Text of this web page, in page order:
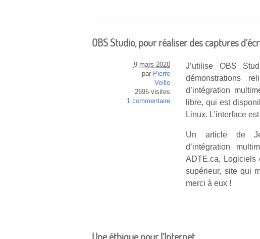
OBS Studio, pour réaliser des captures
J’utilise OBS
démonstrations
d’intégration
libre, qui est
Linux. L’interface
Un article de
d’intégration
ADTE.ca, Logiciels
supérieur, site qui
merci à eux !
9 mars 2020
par Pierre
Veille
2695 visites
1 commentaire